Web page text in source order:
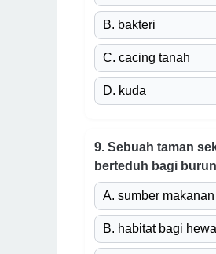
B. bakteri
C. cacing tanah
D. kuda
9. Sebuah taman
berteduh bagi
A. sumber
B. habitat bagi